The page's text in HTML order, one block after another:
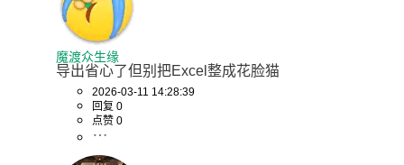
魔渡众生缘
导出省心了但别把Excel整成花脸猫
2026-03-11 14:28:39
回复 0
点赞 0